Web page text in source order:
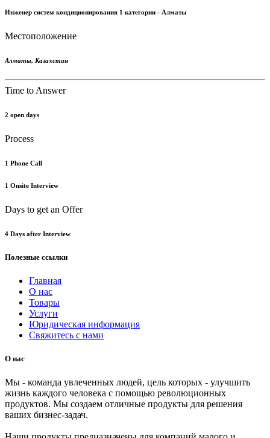
Инженер систем кондиционирования 1 категории - Алматы
Местоположение
Алматы, Казахстан
Time to Answer
2 open days
Process
1 Phone Call
1 Onsite Interview
Days to get an Offer
4 Days after Interview
Полезные ссылки
Главная
О нас
Товары
Услуги
Юридическая информация
Свяжитесь с нами
О нас
Мы - команда увлеченных людей, цель которых - улучшить
жизнь каждого человека с помощью революционных
продуктов. Мы создаем отличные продукты для решения
ваших бизнес-задач.